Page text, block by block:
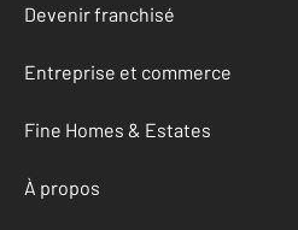
Devenir franchisé
Entreprise et commerce
Fine Homes & Estates
À propos